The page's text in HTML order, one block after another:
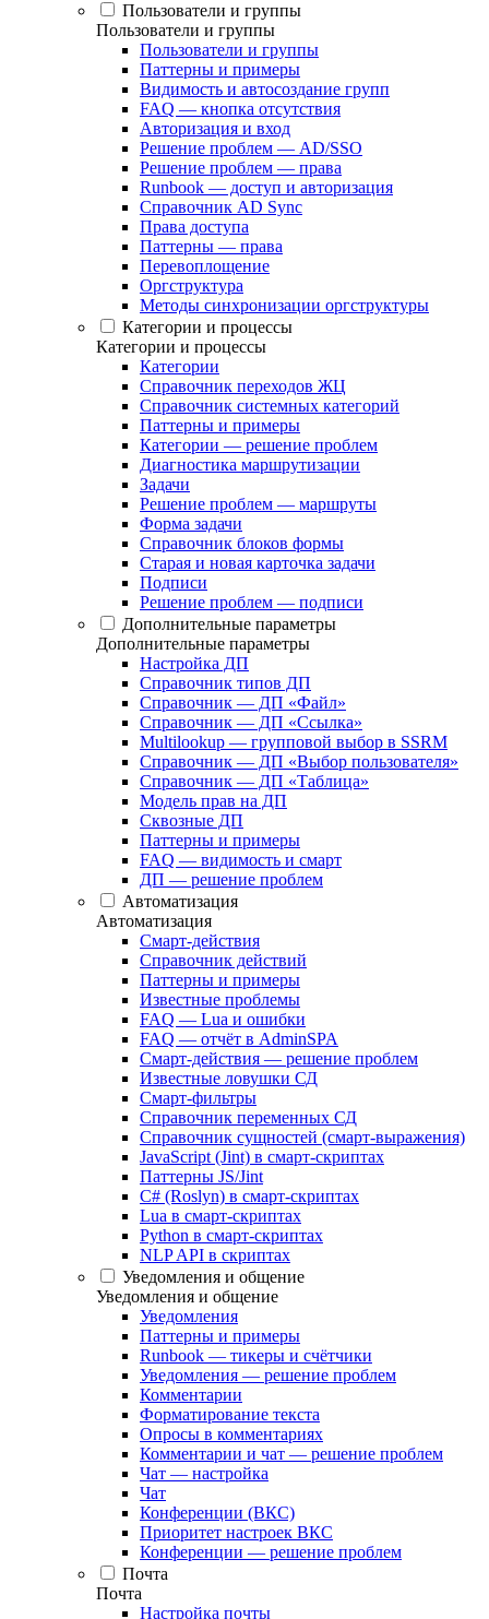
Пользователи и группы
Пользователи и группы
Пользователи и группы
Паттерны и примеры
Видимость и автосоздание групп
FAQ — кнопка отсутствия
Авторизация и вход
Решение проблем — AD/SSO
Решение проблем — права
Runbook — доступ и авторизация
Справочник AD Sync
Права доступа
Паттерны — права
Перевоплощение
Оргструктура
Методы синхронизации оргструктуры
Категории и процессы
Категории и процессы
Категории
Справочник переходов ЖЦ
Справочник системных категорий
Паттерны и примеры
Категории — решение проблем
Диагностика маршрутизации
Задачи
Решение проблем — маршруты
Форма задачи
Справочник блоков формы
Старая и новая карточка задачи
Подписи
Решение проблем — подписи
Дополнительные параметры
Дополнительные параметры
Настройка ДП
Справочник типов ДП
Справочник — ДП «Файл»
Справочник — ДП «Ссылка»
Multilookup — групповой выбор в SSRM
Справочник — ДП «Выбор пользователя»
Справочник — ДП «Таблица»
Модель прав на ДП
Сквозные ДП
Паттерны и примеры
FAQ — видимость и смарт
ДП — решение проблем
Автоматизация
Автоматизация
Смарт-действия
Справочник действий
Паттерны и примеры
Известные проблемы
FAQ — Lua и ошибки
FAQ — отчёт в AdminSPA
Смарт-действия — решение проблем
Известные ловушки СД
Смарт-фильтры
Справочник переменных СД
Справочник сущностей (смарт-выражения)
JavaScript (Jint) в смарт-скриптах
Паттерны JS/Jint
C# (Roslyn) в смарт-скриптах
Lua в смарт-скриптах
Python в смарт-скриптах
NLP API в скриптах
Уведомления и общение
Уведомления и общение
Уведомления
Паттерны и примеры
Runbook — тикеры и счётчики
Уведомления — решение проблем
Комментарии
Форматирование текста
Опросы в комментариях
Комментарии и чат — решение проблем
Чат — настройка
Чат
Конференции (ВКС)
Приоритет настроек ВКС
Конференции — решение проблем
Почта
Почта
Настройка почты